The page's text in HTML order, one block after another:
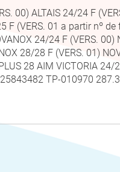
00) ALTAIS 24/24 F
F (VERS. 01 a partir nº
24/24 F (VERS. 00)
28/28 F (VERS. 01)
28 AIM VICTORIA 24/
TP-010970